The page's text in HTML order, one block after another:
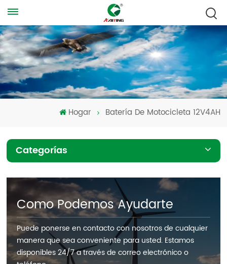
Hogar Batería De Motocicleta 12V4AH
Categorías
Como Podemos Ayudarte
Puede ponerse en contacto con nosotros de cualquier
manera que sea conveniente para usted. Estamos
disponibles 24/7 a través de correo electrónico o